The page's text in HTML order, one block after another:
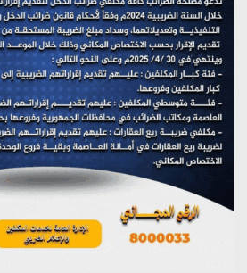
يوليو 28, 2026
مؤتمر صحفي لمركز عين الإنسانية حول
على اليمن
يوليو 27, 2026
تستمعون لبرنامج (مع السيد القائد)
يوليو 26, 2026